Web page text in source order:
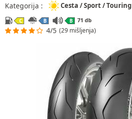
Kategorija : Cesta / Sport / Touring
C B B 71 db
4/5 (29 mišljenja)